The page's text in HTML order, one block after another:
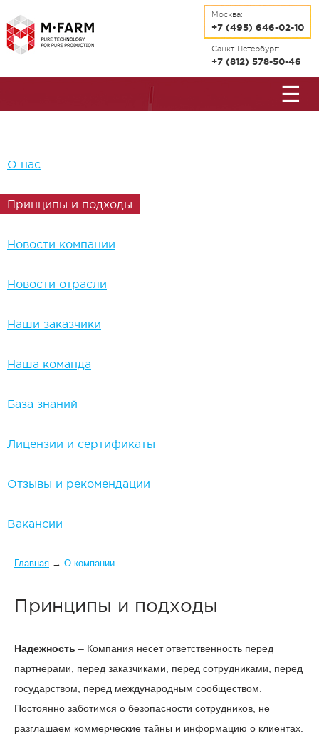
Москва:
+7 (495) 646-02-10
Санкт-Петербург:
+7 (812) 578-50-46
☰
О нас
Принципы и подходы
Новости компании
Новости отрасли
Наши заказчики
Наша команда
База знаний
Лицензии и сертификаты
Отзывы и рекомендации
Вакансии
Вы здесь
Главная → О компании
Принципы и подходы
Надежность – Компания несет ответственность перед
партнерами, перед заказчиками, перед сотрудниками, перед
государством, перед международным сообществом.
Постоянно заботимся о безопасности сотрудников, не
разглашаем коммерческие тайны и информацию о клиентах.